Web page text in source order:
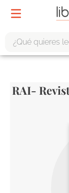
RAI-
edición